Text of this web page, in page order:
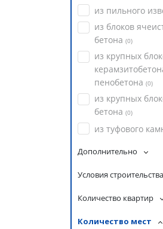
из пильного
из блоков
бетона (0)
из крупных
пенобетона (0)
из крупных
бетона (0)
из туфового
Дополнительно
Условия строительства
Количество квартир
Количество мест